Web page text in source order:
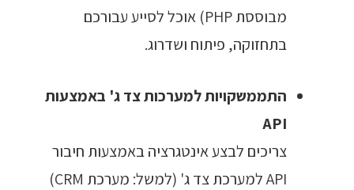
מבוססת PHP) אוכל לסייע עבורכם
בתחזוקה, פיתוח ושדרוג.
התממשקויות למערכות צד ג' באמצעות
API
צריכים לבצע אינטגרציה באמצעות חיבור
API למערכת צד ג' (למשל: מערכת CRM)